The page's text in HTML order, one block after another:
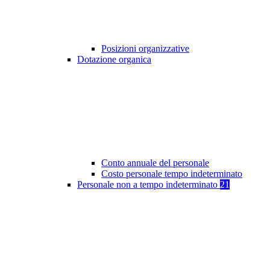
Posizioni organizzative
Dotazione organica
Conto annuale del personale
Costo personale tempo indeterminato
Personale non a tempo indeterminato 21